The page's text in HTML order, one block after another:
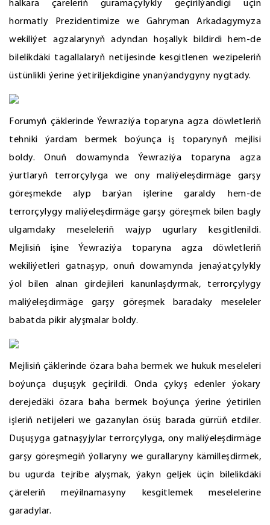
halkara çäreleriň guramaçylykly geçirilýändigi üçin
hormatly Prezidentimize we Gahryman Arkadagymyza
wekiliýet agzalarynyň adyndan hoşallyk bildirdi hem-de
bilelikdäki tagallalaryň netijesinde kesgitlenen wezipeleriň
üstünlikli ýerine ýetiriljekdigine ynanýandygyny nygtady.
Forumyň çäklerinde Ýewraziýa toparyna agza döwletleriň
tehniki ýardam bermek boýunça iş toparynyň mejlisi
boldy. Onuň dowamynda Ýewraziýa toparyna agza
ýurtlaryň terrorçylyga we ony maliýeleşdirmäge garşy
göreşmekde alyp barýan işlerine garaldy hem-de
terrorçylygy maliýeleşdirmäge garşy göreşmek bilen bagly
ulgamdaky meseleleriň wajyp ugurlary kesgitlenildi.
Mejlisiň işine Ýewraziýa toparyna agza döwletleriň
wekiliýetleri gatnaşyp, onuň dowamynda jenaýatçylykly
ýol bilen alnan girdejileri kanunlaşdyrmak, terrorçylygy
maliýeleşdirmäge garşy göreşmek baradaky meseleler
babatda pikir alyşmalar boldy.
Mejlisiň çäklerinde özara baha bermek we hukuk meseleleri
boýunça duşuşyk geçirildi. Onda çykyş edenler ýokary
derejedäki özara baha bermek boýunça ýerine ýetirilen
işleriň netijeleri we gazanylan ösüş barada gürrüň etdiler.
Duşuşyga gatnaşyjylar terrorçylyga, ony maliýeleşdirmäge
garşy göreşmegiň ýollaryny we gurallaryny kämilleşdirmek,
bu ugurda tejribe alyşmak, ýakyn geljek üçin bilelikdäki
çäreleriň meýilnamasyny kesgitlemek meselelerine
garadylar.